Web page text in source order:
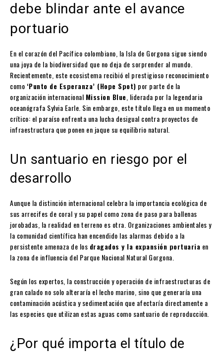
debe blindar ante el avance
portuario
En el corazón del Pacífico colombiano, la Isla de Gorgona sigue siendo
una joya de la biodiversidad que no deja de sorprender al mundo.
Recientemente, este ecosistema recibió el prestigioso reconocimiento
como ‘Punto de Esperanza’ (Hope Spot) por parte de la
organización internacional Mission Blue , liderada por la legendaria
oceanógrafa Sylvia Earle. Sin embargo, este título llega en un momento
crítico: el paraíso enfrenta una lucha desigual contra proyectos de
infraestructura que ponen en jaque su equilibrio natural.
Un santuario en riesgo por el
desarrollo
Aunque la distinción internacional celebra la importancia ecológica de
sus arrecifes de coral y su papel como zona de paso para ballenas
jorobadas, la realidad en terreno es otra. Organizaciones ambientales y
la comunidad científica han encendido las alarmas debido a la
persistente amenaza de los dragados y la expansión portuaria en
la zona de influencia del Parque Nacional Natural Gorgona.
Según los expertos, la construcción y operación de infraestructuras de
gran calado no solo alteraría el lecho marino, sino que generaría una
contaminación acústica y sedimentación que afectaría directamente a
las especies que utilizan estas aguas como santuario de reproducción.
¿Por qué importa el título de